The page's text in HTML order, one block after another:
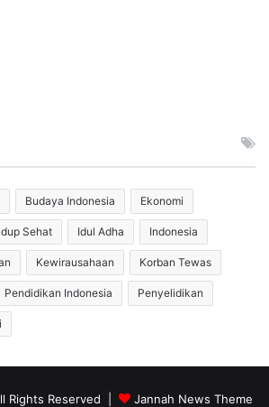
Budaya Indonesia Ekonomi
Sehat Idul Adha Indonesia
Kewirausahaan Korban Tewas
Pendidikan Indonesia Penyelidikan
Rights Reserved | Jannah News Theme